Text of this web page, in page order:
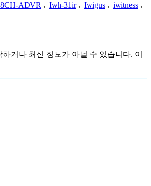
8CH-ADVR , Iwh-31ir , Iwigus , iwitness ,
거나 최신 정보가 아닐 수 있습니다. 이